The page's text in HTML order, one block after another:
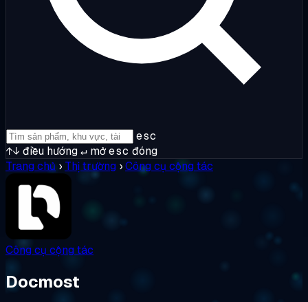
esc
↑↓ điều hướng↵ mởesc đóng
Trang chủ › Thị trường ›Công cụ cộng tác
Công cụ cộng tác
Docmost